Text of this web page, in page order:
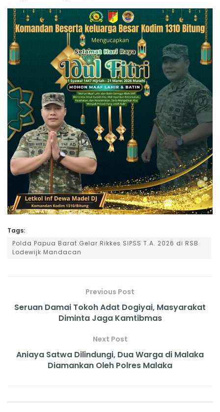
Tags:
Polda Papua Barat Gelar Rikkes SIPSS T.A. 2026 di RSB
Lodewijk Mandacan
Previous Post
Seruan Damai Tokoh Adat Dogiyai, Masyarakat
Diminta Jaga Kamtibmas
Next Post
Aniaya Satwa Dilindungi, Dua Warga di Malaka
Diamankan Oleh Polres Malaka